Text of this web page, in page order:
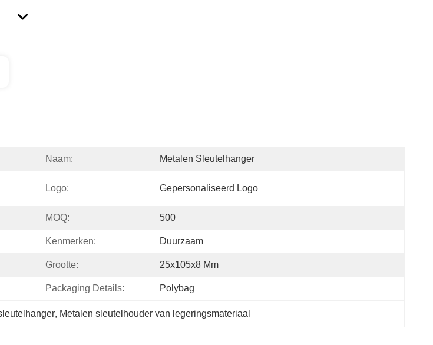
Naam: Metalen Sleutelhanger
Logo: Gepersonaliseerd Logo
MOQ: 500
Kenmerken: Duurzaam
Grootte: 25x105x8 Mm
Packaging Details: Polybag
, Metalen sleutelhouder van legeringsmateriaal